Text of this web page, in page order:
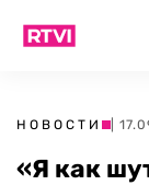
НОВОСТИ |
«Я как